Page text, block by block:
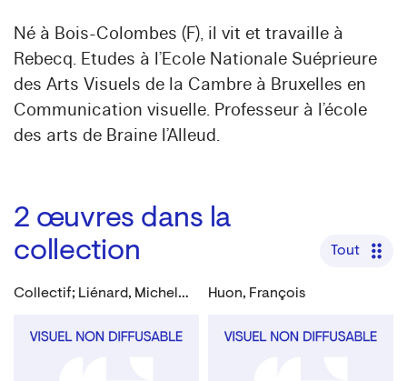
Né à Bois-Colombes (F), il vit et travaille à
Rebecq. Etudes à l’Ecole Nationale Suéprieure
des Arts Visuels de la Cambre à Bruxelles en
Communication visuelle. Professeur à l’école
des arts de Braine l’Alleud.
2 œuvres dans la
collection
Tout
Collectif; Liénard, Michel; Authom, Pol; Huon, François; Lenoir, Thierry; Duez, Jacques et al. Huon, François